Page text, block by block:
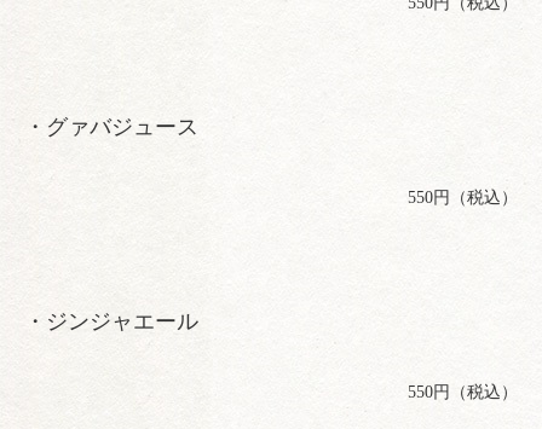
・グァバジュース
550円（税込）
・ジンジャエール
550円（税込）